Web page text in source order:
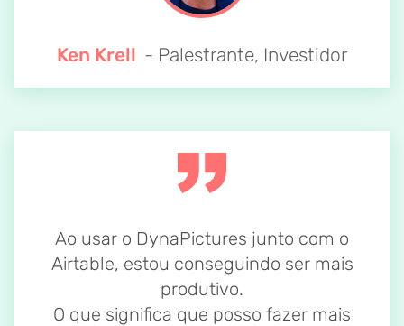
Ken Krell - Palestrante, Investidor
Ao usar o DynaPictures junto com o
Airtable, estou conseguindo ser mais
produtivo.
O que significa que posso fazer mais